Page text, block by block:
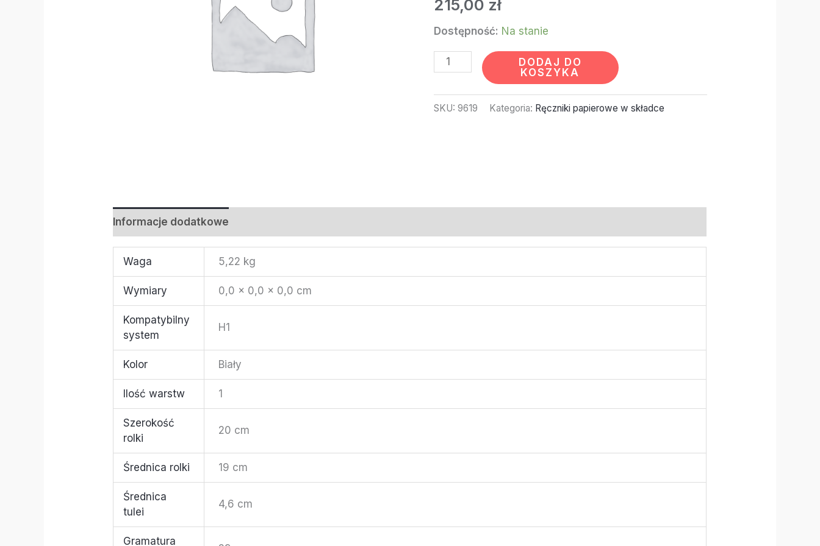
215,00 zł
Dostępność: Na stanie
(6ROL)#66170
DODAJ DO
KOSZYKA
SKU: 9619 Kategoria: Ręczniki papierowe w składce
Informacje dodatkowe
Waga 5,22 kg
Wymiary 0,0 × 0,0 × 0,0 cm
Kompatybilny
system
H1
Kolor Biały
Ilość warstw 1
Szerokość
rolki
20 cm
Średnica rolki 19 cm
Średnica
tulei
4,6 cm
Gramatura